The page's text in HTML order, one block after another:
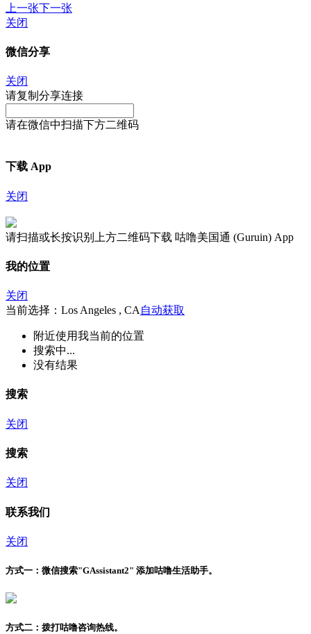
上一张下一张
关闭
微信分享
关闭
请复制分享连接
请在微信中扫描下方二维码
下载 App
关闭
请扫描或长按识别上方二维码下载 咕噜美国通 (Guruin) App
我的位置
关闭
当前选择：Los Angeles , CA 自动获取
附近使用我当前的位置
搜索中...
没有结果
搜索
关闭
搜索
关闭
联系我们
关闭
方式一： 微信搜索"GAssistant2" 添加咕噜生活助手。
方式二： 拨打咕噜咨询热线。